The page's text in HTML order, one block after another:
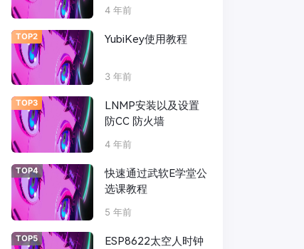
热|性能远超N1盒子
4 年前
TOP2 YubiKey使用教程
3 年前
TOP3
LNMP安装以及设置
防CC 防火墙
4 年前
TOP4
快速通过武软E学堂公
选课教程
5 年前
TOP5
ESP8622太空人时钟